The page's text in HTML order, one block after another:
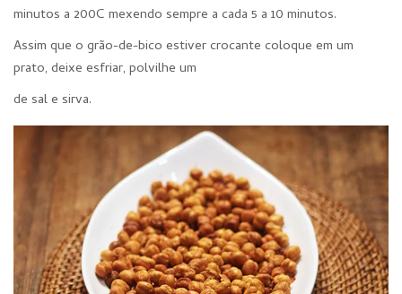
minutos a 200C mexendo sempre a cada 5 a 10 minutos.
Assim que o grão-de-bico estiver crocante coloque em um
prato, deixe esfriar, polvilhe um
de sal e sirva.